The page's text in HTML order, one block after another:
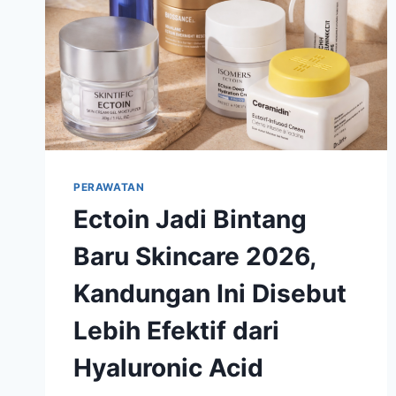
PERAWATAN
Ectoin Jadi Bintang
Baru Skincare 2026,
Kandungan Ini Disebut
Lebih Efektif dari
Hyaluronic Acid